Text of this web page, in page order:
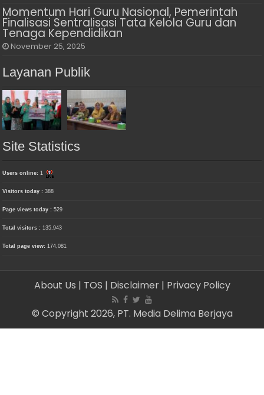
Momentum Hari Guru Nasional, Pemerintah
Finalisasi Sentralisasi Tata Kelola Guru dan
Tenaga Kependidikan
November 25, 2025
Layanan Publik
Site Statistics
Users online:1
Visitors today :388
Page views today :529
Total visitors :135,943
Total page view:174,081
About Us | TOS | Disclaimer | Privacy Policy
© Copyright 2026, PT. Media Delima Berjaya